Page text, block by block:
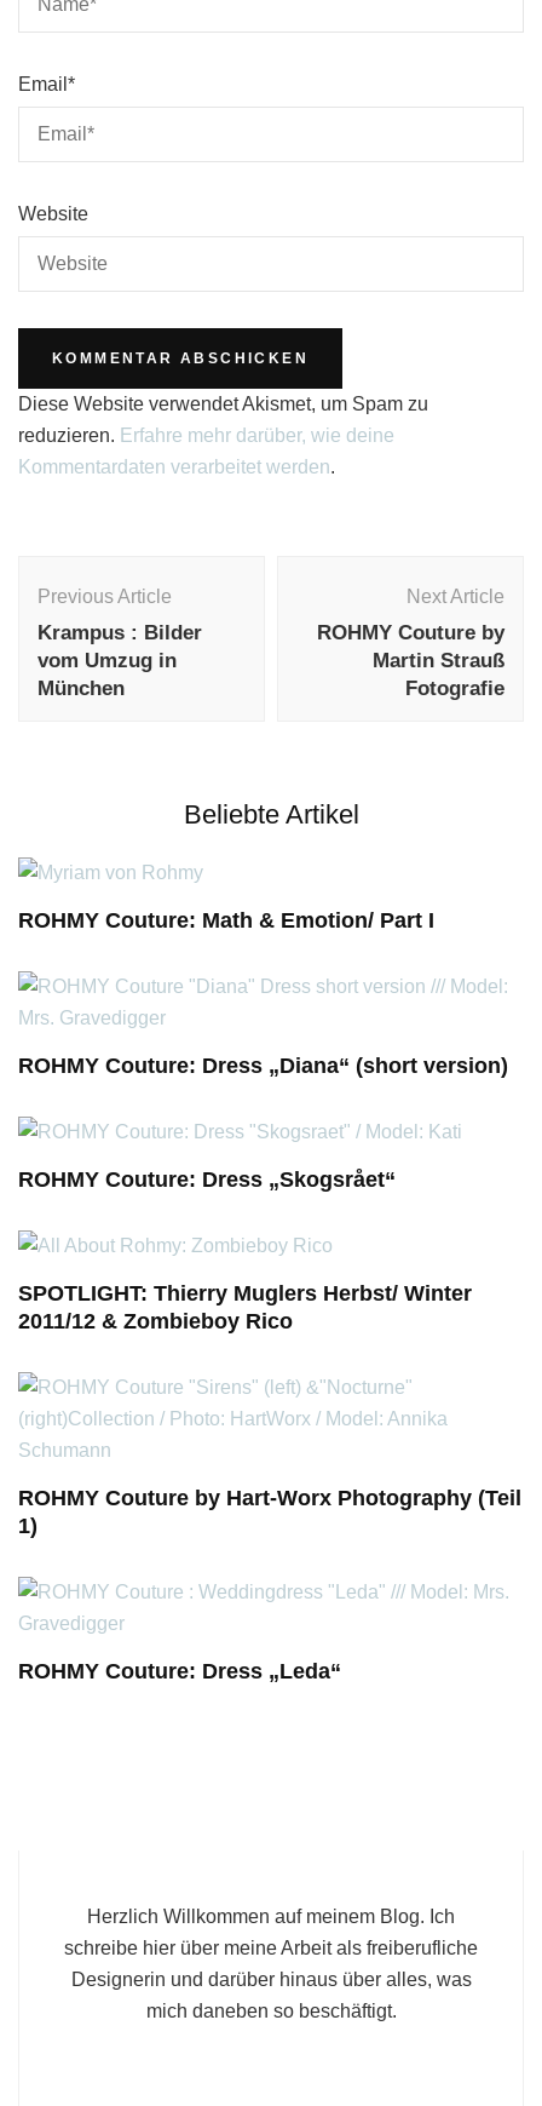
Email *
Website
Diese Website verwendet Akismet, um Spam zu
reduzieren. Erfahre mehr darüber, wie deine
Kommentardaten verarbeitet werden.
Navigation
Previous Article
Krampus : Bilder
vom Umzug in
München
Next Article
ROHMY Couture by
Martin Strauß
Fotografie
Beliebte Artikel
ROHMY Couture: Math & Emotion/ Part I
ROHMY Couture: Dress „Diana“ (short version)
ROHMY Couture: Dress „Skogsrået“
SPOTLIGHT: Thierry Muglers Herbst/ Winter
2011/12 & Zombieboy Rico
ROHMY Couture by Hart-Worx Photography (Teil
1)
ROHMY Couture: Dress „Leda“
Herzlich Willkommen auf meinem Blog. Ich
schreibe hier über meine Arbeit als freiberufliche
Designerin und darüber hinaus über alles, was
mich daneben so beschäftigt.